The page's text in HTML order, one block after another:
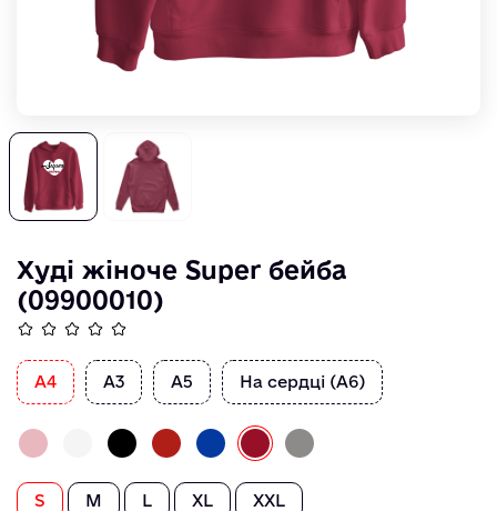
Худі жіноче Super бейба
(09900010)
А4 А3 А5 На сердці (А6)
S M L XL XXL